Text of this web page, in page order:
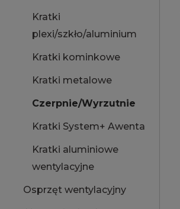
Kratki
plexi/szkło/aluminium
Kratki kominkowe
Kratki metalowe
Czerpnie/Wyrzutnie
Kratki System+ Awenta
Kratki aluminiowe
wentylacyjne
Osprzęt wentylacyjny